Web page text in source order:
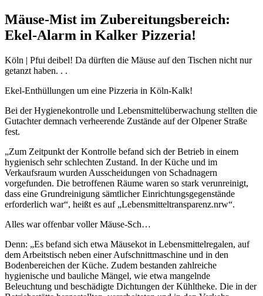
Mäuse-Mist im Zubereitungsbereich:
Ekel-Alarm in Kalker Pizzeria!
Köln | Pfui deibel! Da dürften die Mäuse auf den Tischen nicht nur
getanzt haben. . .
Ekel-Enthüllungen um eine Pizzeria in Köln-Kalk!
Bei der Hygienekontrolle und Lebensmittelüberwachung stellten die
Gutachter demnach verheerende Zustände auf der Olpener Straße
fest.
„Zum Zeitpunkt der Kontrolle befand sich der Betrieb in einem
hygienisch sehr schlechten Zustand. In der Küche und im
Verkaufsraum wurden Ausscheidungen von Schadnagern
vorgefunden. Die betroffenen Räume waren so stark verunreinigt,
dass eine Grundreinigung sämtlicher Einrichtungsgegenstände
erforderlich war“, heißt es auf „Lebensmitteltransparenz.nrw“.
Alles war offenbar voller Mäuse-Sch…
Denn: „Es befand sich etwa Mäusekot in Lebensmittelregalen, auf
dem Arbeitstisch neben einer Aufschnittmaschine und in den
Bodenbereichen der Küche. Zudem bestanden zahlreiche
hygienische und bauliche Mängel, wie etwa mangelnde
Beleuchtung und beschädigte Dichtungen der Kühltheke. Die in der